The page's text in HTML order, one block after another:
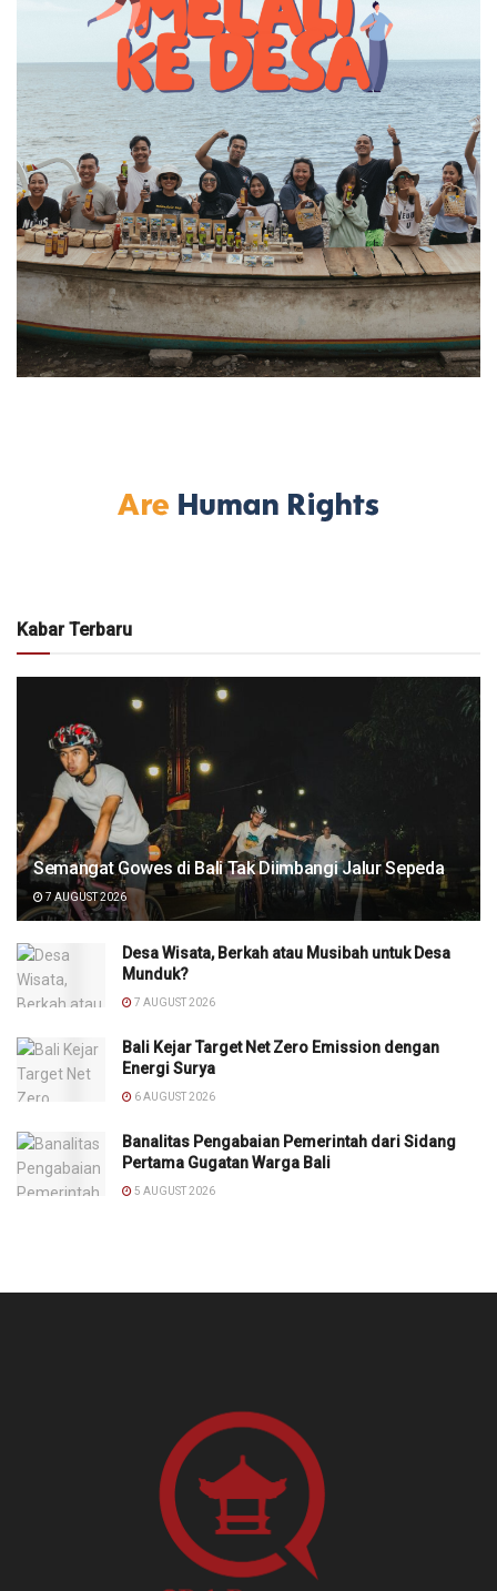
Kabar Terbaru
Semangat Gowes di Bali Tak Diimbangi Jalur Sepeda
7 AUGUST 2026
Desa Wisata, Berkah atau Musibah untuk Desa
Munduk?
7 AUGUST 2026
Bali Kejar Target Net Zero Emission dengan
Energi Surya
6 AUGUST 2026
Banalitas Pengabaian Pemerintah dari Sidang
Pertama Gugatan Warga Bali
5 AUGUST 2026